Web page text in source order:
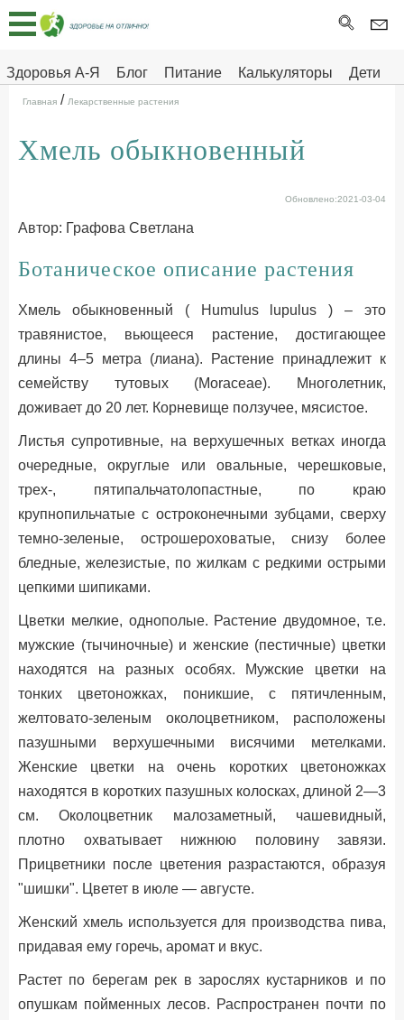
Здоровья А-Я Блог Питание Калькуляторы
Дети
Здоровье на отлично
Главная
Тесты
Про
ДЕТЯМ
Главная / Лекарственные растения
Хмель обыкновенный
Обновлено:2021-03-04
Автор: Графова Светлана
Ботаническое описание растения
Хмель обыкновенный ( Humulus lupulus ) – это
травянистое, вьющееся растение, достигающее
длины 4–5 метра (лиана). Растение принадлежит к
семейству тутовых (Моrасеае). Многолетник,
доживает до 20 лет. Корневище ползучее, мясистое.
Листья супротивные, на верхушечных ветках иногда
очередные, округлые или овальные, черешковые,
трех-, пятипальчатолопастные, по краю
крупнопильчатые с остроконечными зубцами, сверху
темно-зеленые, острошероховатые, снизу более
бледные, железистые, по жилкам с редкими острыми
цепкими шипиками.
Цветки мелкие, однополые. Растение двудомное, т.е.
мужские (тычиночные) и женские (пестичные) цветки
находятся на разных особях. Мужские цветки на
тонких цветоножках, поникшие, с пятичленным,
желтовато-зеленым околоцветником, расположены
пазушными верхушечными висячими метелками.
Женские цветки на очень коротких цветоножках
находятся в коротких пазушных колосках, длиной 2—3
см. Околоцветник малозаметный, чашевидный,
плотно охватывает нижнюю половину завязи.
Прицветники после цветения разрастаются, образуя
"шишки". Цветет в июле — августе.
Женский хмель используется для производства пива,
придавая ему горечь, аромат и вкус.
Растет по берегам рек в зарослях кустарников и по
опушкам пойменных лесов. Распространен почти по